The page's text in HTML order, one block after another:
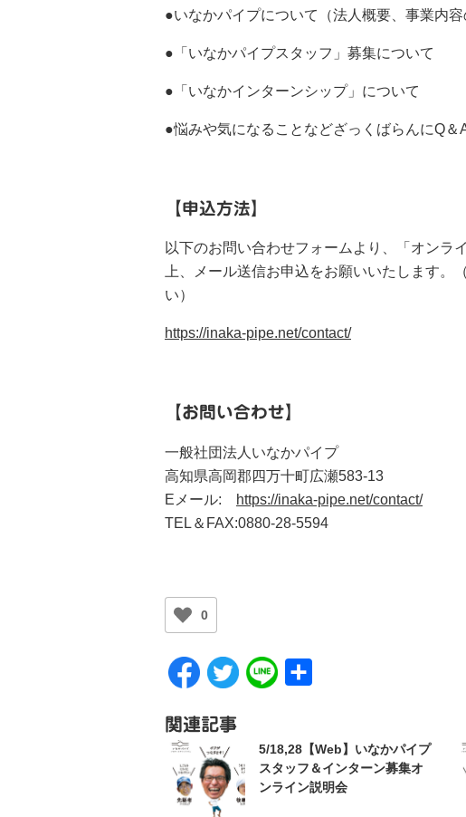
●いなかパイプについて（法人概要、事業内容
● 「いなかパイプスタッフ」募集について
●「いなかインターンシップ」について
●悩みや気になることなどざっくばらんにQ＆
【申込方法】
以下のお問い合わせフォームより、「オン
上、メール送信お申込をお願いいたします。
い）
https://inaka-pipe.net/contact/
【お問い合わせ】
一般社団法人いなかパイプ
高知県高岡郡四万十町広瀬583-13
Eメール:
https://inaka-pipe.net/contact/
TEL＆FAX:0880-28-5594
0
関連記事
5/18,28【Web】いなかパイプ
スタッフ＆インターン募集オ
ンライン説明会